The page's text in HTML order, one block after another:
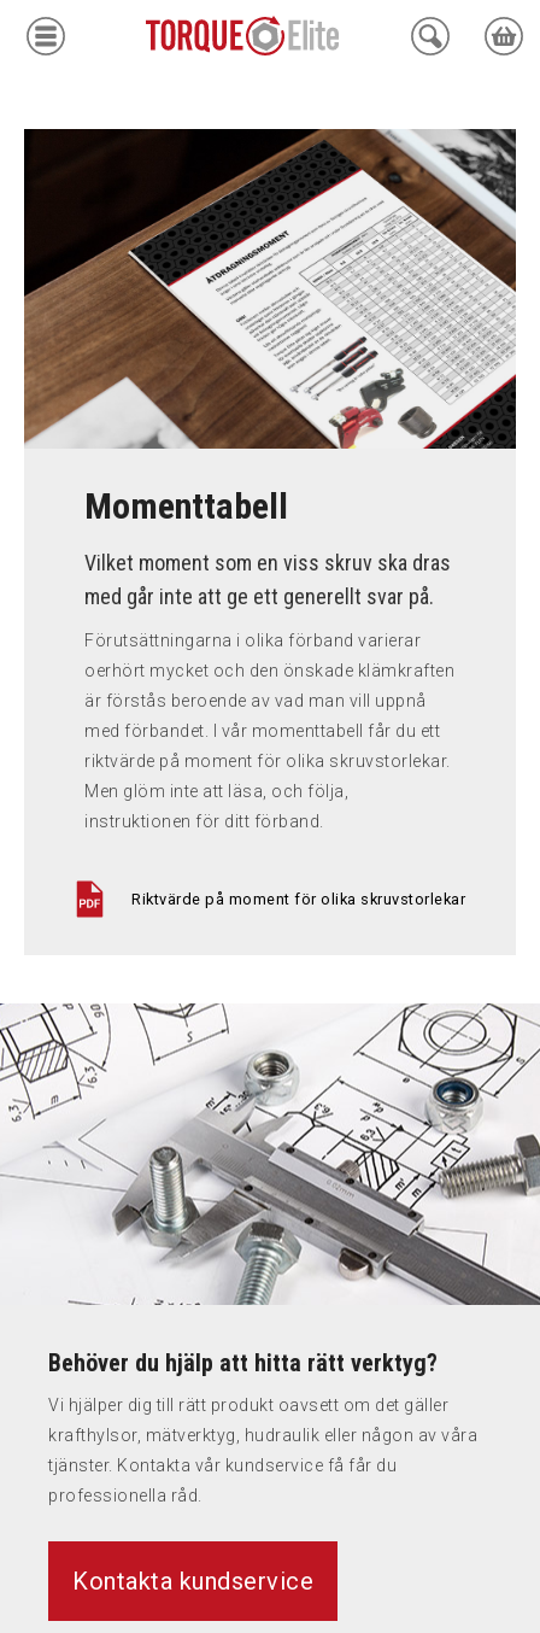
Avdragare
Mätinstrument
Tjänster
Kundcenter
Mina sidor
Momenttabell
Vilket moment som en viss skruv ska dras
med går inte att ge ett generellt svar på.
Förutsättningarna i olika förband varierar
oerhört mycket och den önskade klämkraften
är förstås beroende av vad man vill uppnå
med förbandet. I vår momenttabell får du ett
riktvärde på moment för olika skruvstorlekar.
Men glöm inte att läsa, och följa,
instruktionen för ditt förband.
Riktvärde på moment för olika skruvstorlekar
Behöver du hjälp att hitta rätt verktyg?
Vi hjälper dig till rätt produkt oavsett om det gäller
krafthylsor, mätverktyg, hudraulik eller någon av våra
tjänster. Kontakta vår kundservice få får du
professionella råd.
Kontakta kundservice